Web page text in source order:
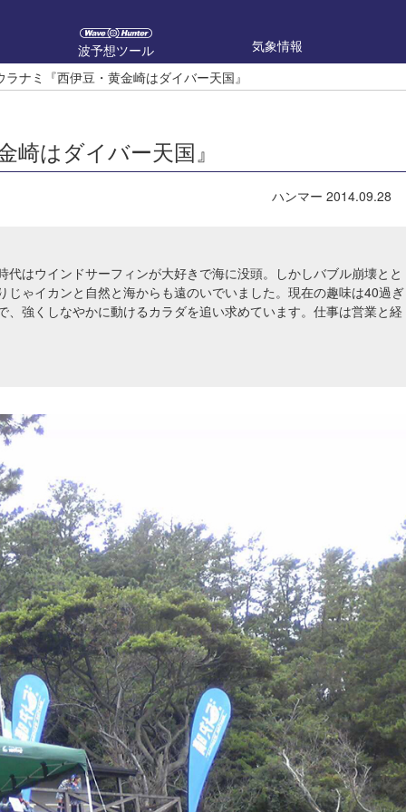
波予想ツール
気象情報
ラナミ『西伊豆・黄金崎はダイバー天国』
はダイバー天国』
ハンマー 2014.09.28
代はウインドサーフィンが大好きで海に没頭。しかしバブル崩壊とと
じゃイカンと自然と海からも遠のいでいました。現在の趣味は40過ぎ
、強くしなやかに動けるカラダを追い求めています。仕事は営業と経